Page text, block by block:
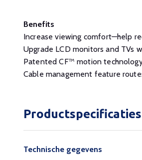
Benefits
Increase viewing comfort—help
Upgrade LCD monitors and TVs
Patented CF™ motion
Cable management feature
Productspecificaties
Technische gegevens